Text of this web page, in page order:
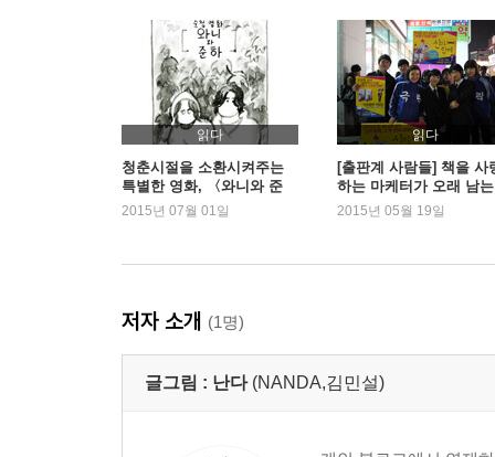
읽다
청춘시절을 소환시켜주는
특별한 영화, 〈와니와 준
하〉
2015년 07월 01일
읽다
[출판계 사람들] 책을 사
하는 마케터가 오래 남
2015년 05월 19일
저자 소개 (1명)
글그림 : 난다 (NANDA,김민설)